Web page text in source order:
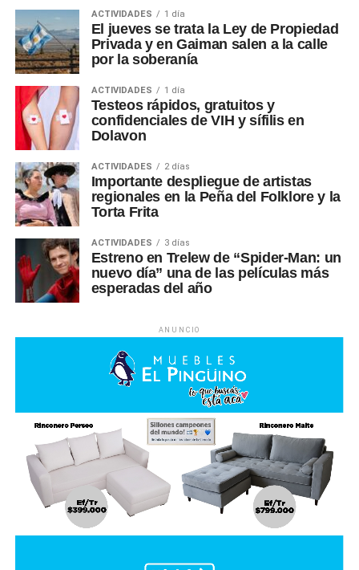
ACTIVIDADES 1 día
El jueves se trata la Ley de Propiedad
Privada y en Gaiman salen a la calle
por la soberanía
ACTIVIDADES 1 día
Testeos rápidos, gratuitos y
confidenciales de VIH y sífilis en
Dolavon
ACTIVIDADES 2 días
Importante despliegue de artistas
regionales en la Peña del Folklore y la
Torta Frita
ACTIVIDADES 3 días
Estreno en Trelew de “Spider-Man: un
nuevo día” una de las películas más
esperadas del año
ANUNCIO